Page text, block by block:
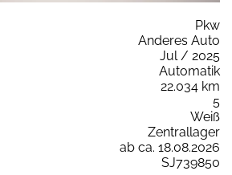
Pkw
Anderes Auto
Jul / 2025
Automatik
22.034 km
5
Weiß
Zentrallager
ab ca. 18.08.2026
SJ739850